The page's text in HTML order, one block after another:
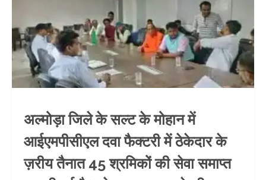
अल्मोड़ा जिले के सल्ट के मोहान में
आईएमपीसीएल दवा फैक्टरी में ठेकेदार के
ज़रीय तैनात 45 श्रमिकों की सेवा समाप्त